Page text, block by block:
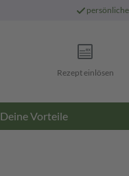
persönliche
Rezept einlösen
Deine Vorteile